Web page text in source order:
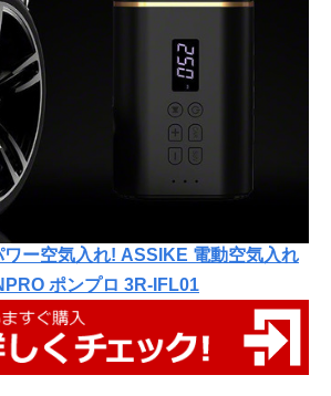
ー空気入れ! ASSIKE 電動空気入れ
ポンプロ 3R-IFL01